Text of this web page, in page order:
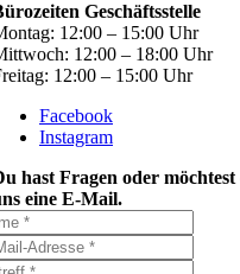
Geschäftsstelle
12:00 – 15:00 Uhr
12:00 – 18:00 Uhr
12:00 – 15:00 Uhr
Facebook
Instagram
hast Fragen oder
eine E-Mail.